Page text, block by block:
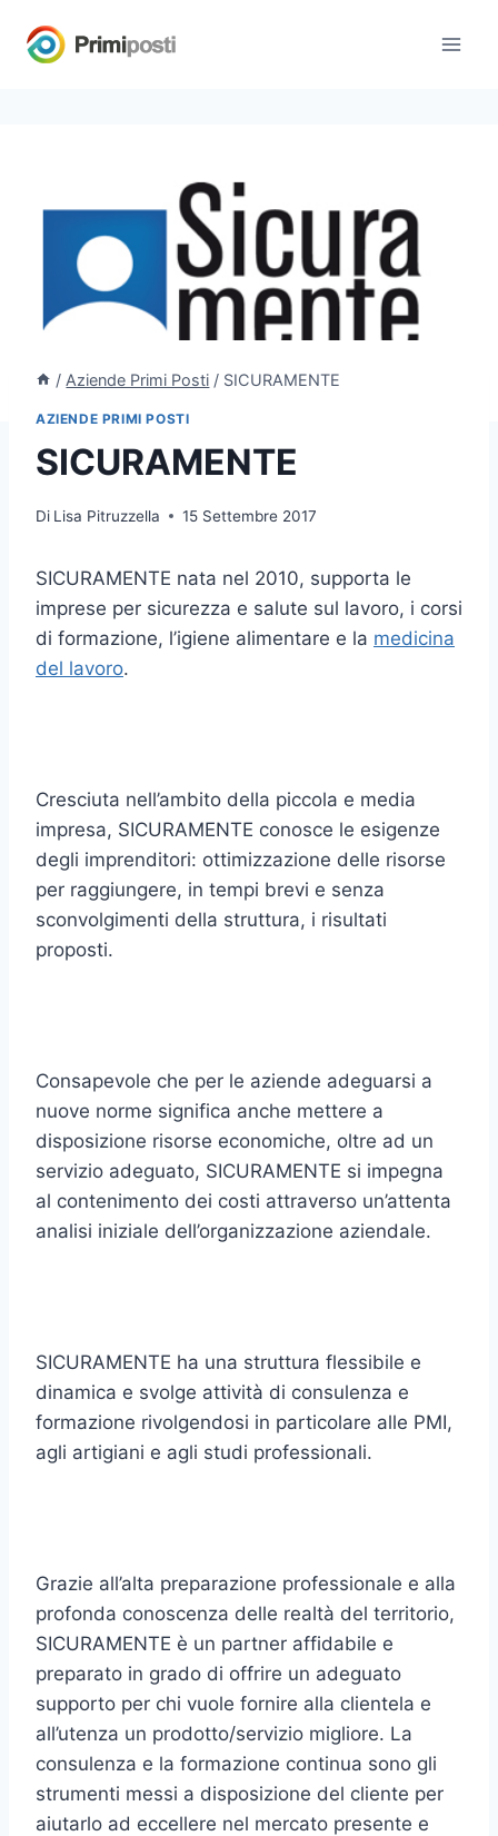
/ Aziende Primi Posti / SICURAMENTE
AZIENDE PRIMI POSTI
SICURAMENTE
Di Lisa Pitruzzella 15 Settembre 2017
SICURAMENTE nata nel 2010, supporta le
imprese per sicurezza e salute sul lavoro, i corsi
di formazione, l’igiene alimentare e la medicina
del lavoro.
Cresciuta nell’ambito della piccola e media
impresa, SICURAMENTE conosce le esigenze
degli imprenditori: ottimizzazione delle risorse
per raggiungere, in tempi brevi e senza
sconvolgimenti della struttura, i risultati
proposti.
Consapevole che per le aziende adeguarsi a
nuove norme significa anche mettere a
disposizione risorse economiche, oltre ad un
servizio adeguato, SICURAMENTE si impegna
al contenimento dei costi attraverso un’attenta
analisi iniziale dell’organizzazione aziendale.
SICURAMENTE ha una struttura flessibile e
dinamica e svolge attività di consulenza e
formazione rivolgendosi in particolare alle PMI,
agli artigiani e agli studi professionali.
Grazie all’alta preparazione professionale e alla
profonda conoscenza delle realtà del territorio,
SICURAMENTE è un partner affidabile e
preparato in grado di offrire un adeguato
supporto per chi vuole fornire alla clientela e
all’utenza un prodotto/servizio migliore. La
consulenza e la formazione continua sono gli
strumenti messi a disposizione del cliente per
aiutarlo ad eccellere nel mercato presente e